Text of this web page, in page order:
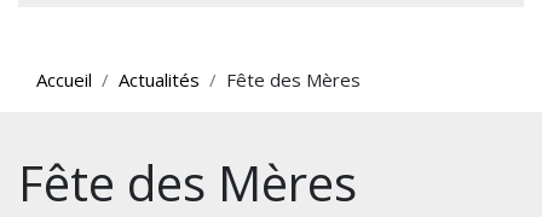
Accueil Actualités Fête des Mères
Fête des Mères